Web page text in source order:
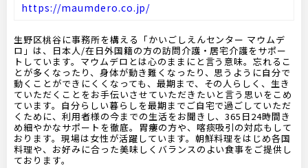
https://maumdero.co.jp/
生野区桃谷に事務所を構える「かいごしえんセンター マウムデ
ロ」は、日本人/在日外国籍の方の訪問介護・居宅介護をサポー
トしています。マウムデロとは心のままにと言う意味。忘れるこ
とが多くなったり、身体が動き難くなったり、思うように自分で
動くことができにくくなっても、最期まで、その人らしく、生き
ていただくことをお手伝いさせていただきたいと言う思いをこめ
ています。自分らしい暮らしを最期までご自宅で過ごしていただ
くために、利用者様の今までの生活をお聞きし、365日24時間き
め細やかなサポートを徹底。胃瘻の方や、喀痰吸引の対応もして
おります。現場は女性が活躍しています。朝鮮料理をはじめ各国
料理や、お好みに合った美味しくバランスのよい食事をご提供し
ております。